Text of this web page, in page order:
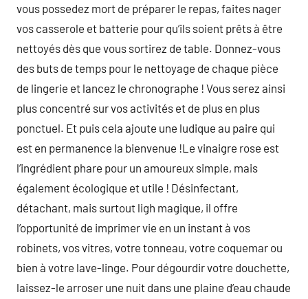
vous possedez mort de préparer le repas, faites nager
vos casserole et batterie pour qu’ils soient prêts à être
nettoyés dès que vous sortirez de table. Donnez-vous
des buts de temps pour le nettoyage de chaque pièce
de lingerie et lancez le chronographe ! Vous serez ainsi
plus concentré sur vos activités et de plus en plus
ponctuel. Et puis cela ajoute une ludique au paire qui
est en permanence la bienvenue !Le vinaigre rose est
l’ingrédient phare pour un amoureux simple, mais
également écologique et utile ! Désinfectant,
détachant, mais surtout ligh magique, il offre
l’opportunité de imprimer vie en un instant à vos
robinets, vos vitres, votre tonneau, votre coquemar ou
bien à votre lave-linge. Pour dégourdir votre douchette,
laissez-le arroser une nuit dans une plaine d’eau chaude